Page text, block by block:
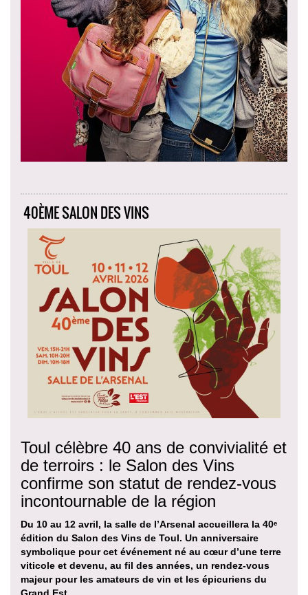
40ÈME SALON DES VINS
Toul célèbre 40 ans de convivialité et
de terroirs : le Salon des Vins
confirme son statut de rendez-vous
incontournable de la région
Du 10 au 12 avril, la salle de l’Arsenal accueillera la 40ᵉ
édition du Salon des Vins de Toul. Un anniversaire
symbolique pour cet événement né au cœur d’une terre
viticole et devenu, au fil des années, un rendez-vous
majeur pour les amateurs de vin et les épicuriens du
Grand Est.